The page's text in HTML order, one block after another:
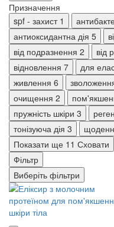
Призначення
spf - захист 1
антиоксидантна дія 5
від подразнення 2 від
відновлення 7 для
живлення 6
очищення 2
пружність шкіри 3
тонізуюча дія 3
Показати ще 11 Сховати
Фільтр
Виберіть фільтри